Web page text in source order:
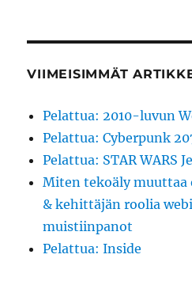
VIIMEISIMMÄT
Pelattua: 2010-luvun
Pelattua: Cyberpunk
Pelattua: STAR WARS
Miten tekoäly
& kehittäjän roolia
muistiinpanot
Pelattua: Inside